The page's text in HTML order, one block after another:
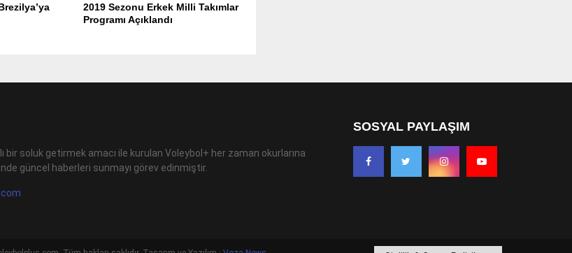
2019 Sezonu Erkek Milli Takımlar
Programı Açıklandı
bir soluk getirmek amacı ile kurulan Voleybol+ her zaman okurlarına
güncel haberleri sunmayı görev edinmiştir.
SOSYAL PAYLAŞIM